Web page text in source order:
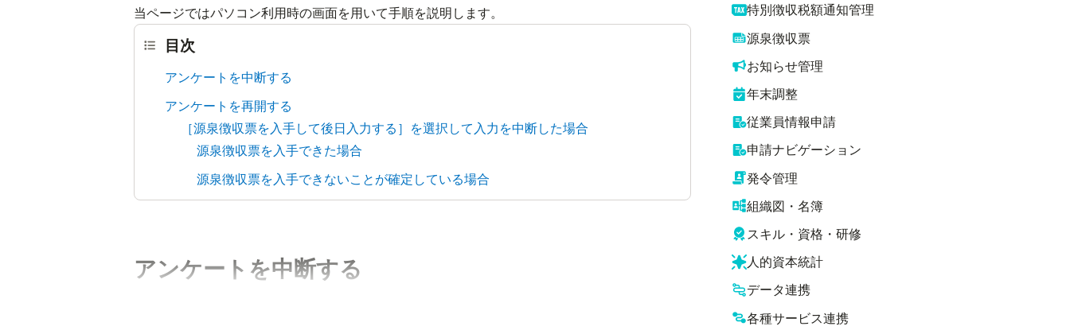
当ページではパソコン利用時の画面を用いて手順を説明します。
目次
アンケートを中断する
アンケートを再開する
［源泉徴収票を入手して後日入力する］を選択して入力を中断した場合
源泉徴収票を入手できた場合
源泉徴収票を入手できないことが確定している場合
アンケートを中断する
特別徴収税額通知管理
源泉徴収票
お知らせ管理
年末調整
従業員情報申請
申請ナビゲーション
発令管理
組織図・名簿
スキル・資格・研修
人的資本統計
データ連携
各種サービス連携